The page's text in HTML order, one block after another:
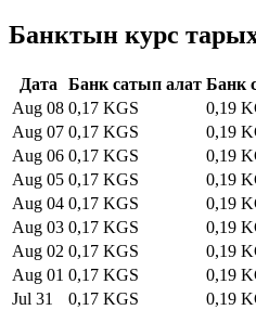
Банктын курс
Дата Банк сатып алат Банк
Aug 08 0,17 KGS
0,19
Aug 07 0,17 KGS
0,19
Aug 06 0,17 KGS
0,19
Aug 05 0,17 KGS
0,19
Aug 04 0,17 KGS
0,19
Aug 03 0,17 KGS
0,19
Aug 02 0,17 KGS
0,19
Aug 01 0,17 KGS
0,19
Jul 31
0,17 KGS
0,19